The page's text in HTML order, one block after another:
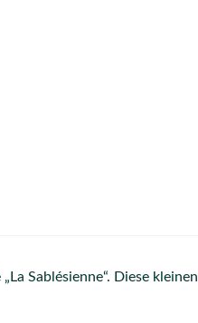
Sablésienne“. Diese kleinen